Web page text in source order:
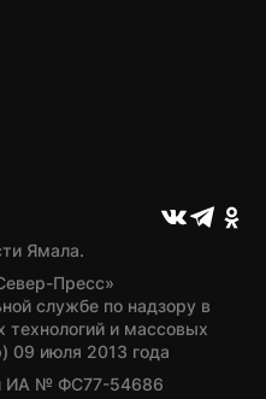
Ямала.
Пресс»
службе по надзору в
и массовых
09 июля 2013 года
ИА № ФС77-54686